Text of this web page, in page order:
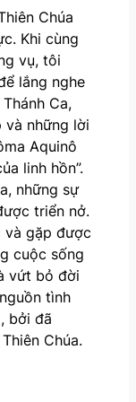
Chúa
Khi cùng
vụ, tôi
lắng nghe
Ca,
và những lời
Aquinô
linh hồn”.
những sự
triển nở.
và gặp được
cuộc sống
vứt bỏ đời
tình
bởi đã
Chúa.